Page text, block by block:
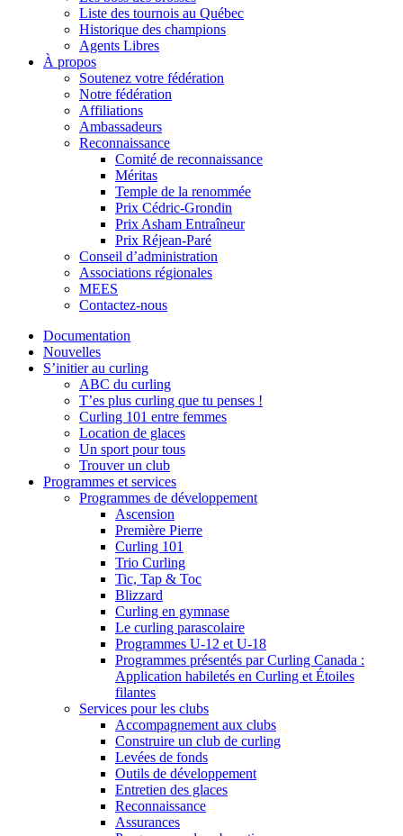
Liste des tournois au Québec
Historique des champions
Agents Libres
À propos
Soutenez votre fédération
Notre fédération
Affiliations
Ambassadeurs
Reconnaissance
Comité de reconnaissance
Méritas
Temple de la renommée
Prix Cédric-Grondin
Prix Asham Entraîneur
Prix Réjean-Paré
Conseil d’administration
Associations régionales
MEES
Contactez-nous
Documentation
Nouvelles
S’initier au curling
ABC du curling
T’es plus curling que tu penses !
Curling 101 entre femmes
Location de glaces
Un sport pour tous
Trouver un club
Programmes et services
Programmes de développement
Ascension
Première Pierre
Curling 101
Trio Curling
Tic, Tap & Toc
Blizzard
Curling en gymnase
Le curling parascolaire
Programmes U-12 et U-18
Programmes présentés par Curling Canada :
Application habiletés en Curling et Étoiles
filantes
Services pour les clubs
Accompagnement aux clubs
Construire un club de curling
Levées de fonds
Outils de développement
Entretien des glaces
Reconnaissance
Assurances